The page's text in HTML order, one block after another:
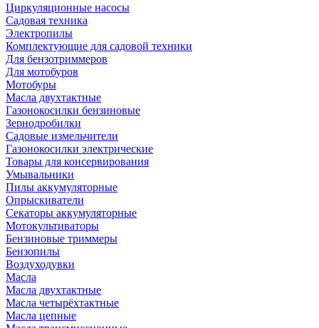
Циркуляционные насосы
Садовая техника
Электропилы
Комплектующие для садовой техники
Для бензотриммеров
Для мотобуров
Мотобуры
Масла двухтактные
Газонокосилки бензиновые
Зернодробилки
Садовые измельчители
Газонокосилки электрические
Товары для консервирования
Умывальники
Пилы аккумуляторные
Опрыскиватели
Секаторы аккумуляторные
Мотокультиваторы
Бензиновые триммеры
Бензопилы
Воздуходувки
Масла
Масла двухтактные
Масла четырёхтактные
Масла цепные